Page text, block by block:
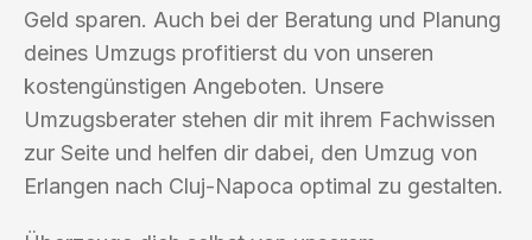
Geld sparen. Auch bei der Beratung und Planung
deines Umzugs profitierst du von unseren
kostengünstigen Angeboten. Unsere
Umzugsberater stehen dir mit ihrem Fachwissen
zur Seite und helfen dir dabei, den Umzug von
Erlangen nach Cluj-Napoca optimal zu gestalten.